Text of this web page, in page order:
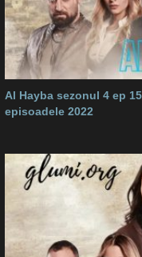
Al Hayba sezonul 4 ep
episoadele 2022